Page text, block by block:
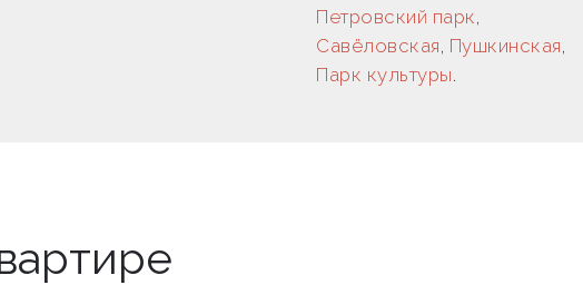
Петровский парк,
Савёловская, Пушкинская,
Парк культуры.